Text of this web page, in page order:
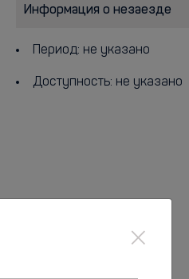
Информация о незаезде
Период: не указано
Доступность: не указано
×